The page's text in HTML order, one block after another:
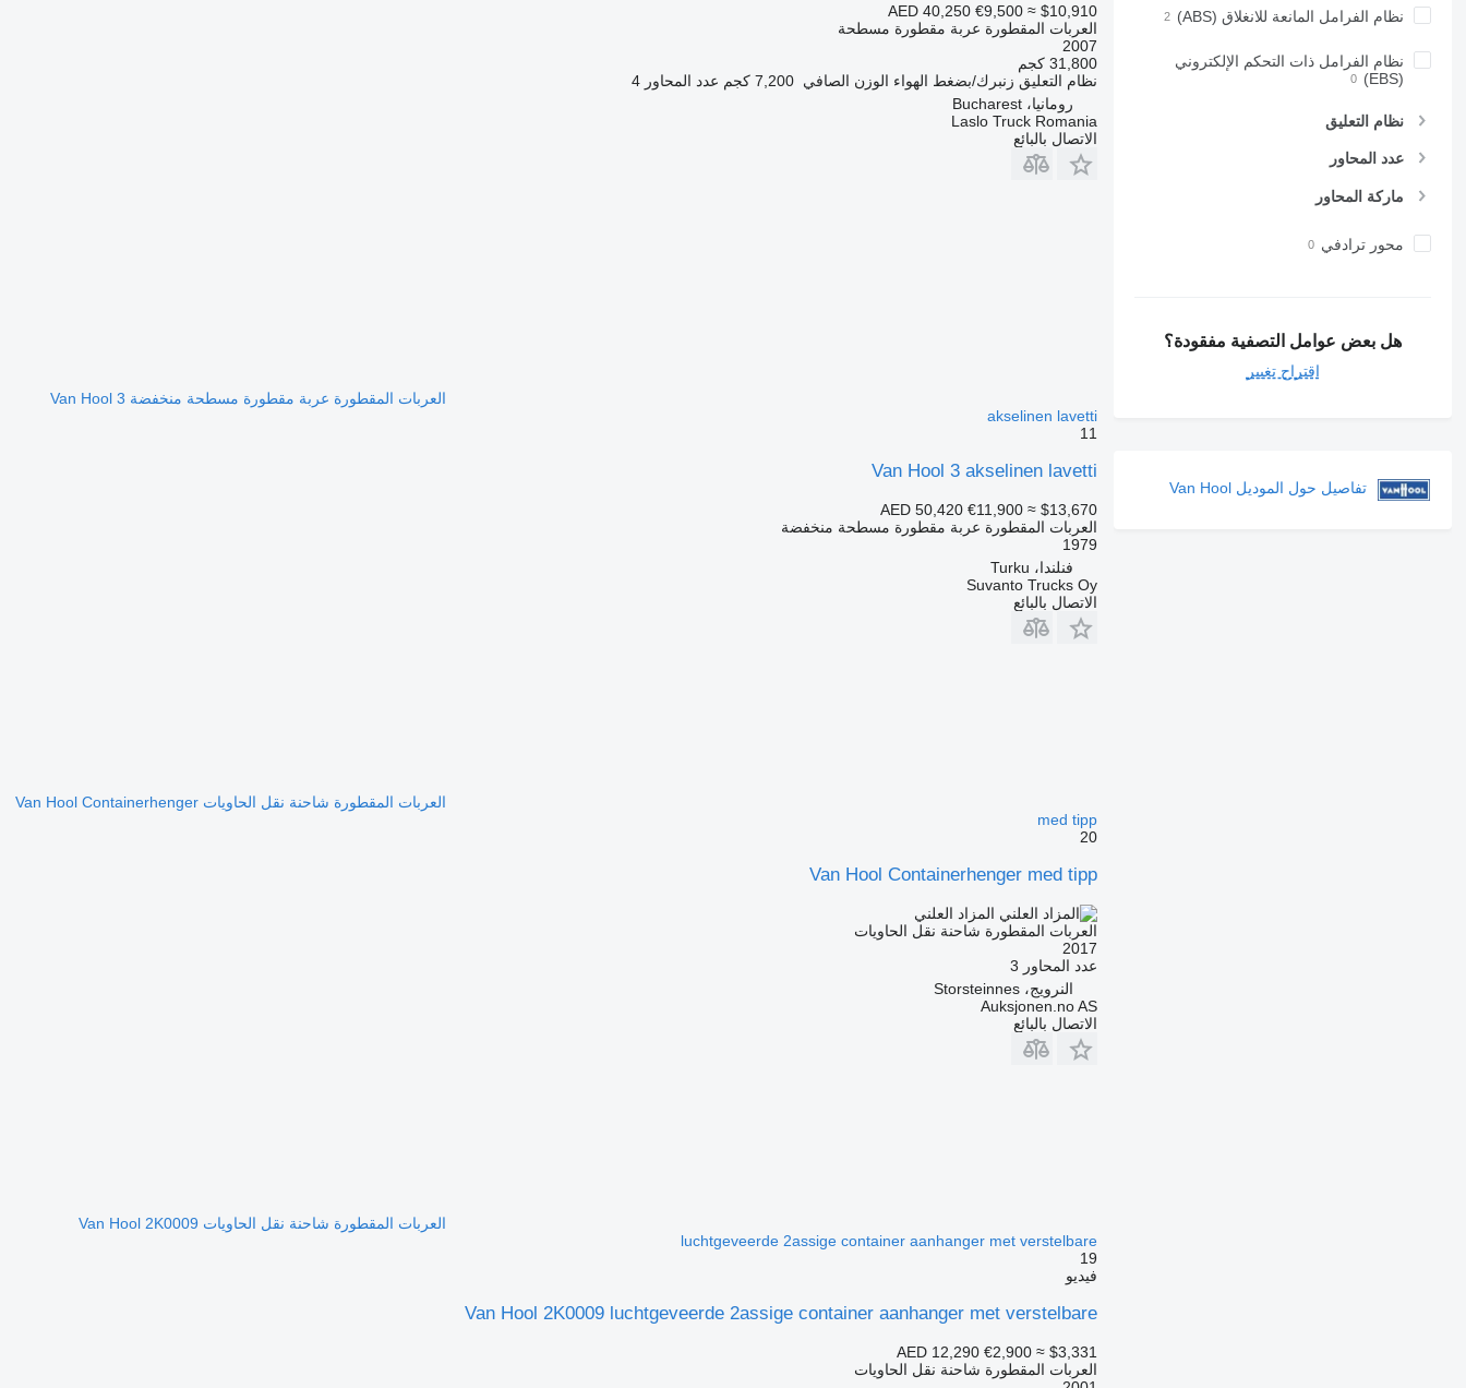
نظام الفرامل المانعة للانغلاق (ABS)
نظام الفرامل ذات التحكم الإلكتروني
(EBS)
نظام التعليق
عدد المحاور
ماركة المحاور
محور ترادفي
هل بعض عوامل التصفية مفقودة؟
اقتراح تغيير
تفاصيل حول الموديل Van Hool
AED 40,250 €9,500 ≈ $10,910
العربات المقطورة عربة مقطورة مسطحة
2007
31,800 كجم
نظام التعليق زنبرك/بضغط الهواء الوزن الصافي 7,200 كجم عدد المحاور 4
رومانيا، Bucharest
Laslo Truck Romania
الاتصال بالبائع
العربات المقطورة عربة مقطورة مسطحة منخفضة Van Hool 3
akselinen lavetti
11
Van Hool 3 akselinen lavetti
AED 50,420 €11,900 ≈ $13,670
العربات المقطورة عربة مقطورة مسطحة منخفضة
1979
فنلندا، Turku
Suvanto Trucks Oy
الاتصال بالبائع
العربات المقطورة شاحنة نقل الحاويات Van Hool Containerhenger
med tipp
20
Van Hool Containerhenger med tipp
المزاد العلني
العربات المقطورة شاحنة نقل الحاويات
2017
عدد المحاور 3
النرويج، Storsteinnes
Auksjonen.no AS
الاتصال بالبائع
العربات المقطورة شاحنة نقل الحاويات Van Hool 2K0009
luchtgeveerde 2assige container aanhanger met verstelbare
19
فيديو
Van Hool 2K0009 luchtgeveerde 2assige container aanhanger met verstelbare
AED 12,290 €2,900 ≈ $3,331
العربات المقطورة شاحنة نقل الحاويات